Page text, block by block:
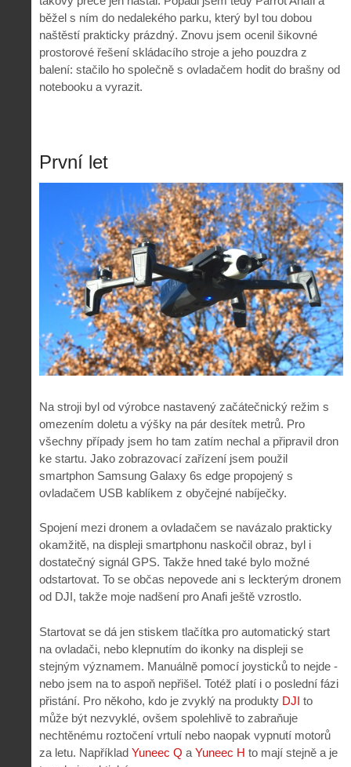
běžel s ním do nedalekého parku, který byl tou dobou
naštěstí prakticky prázdný. Znovu jsem ocenil šikovné
prostorové řešení skládacího stroje a jeho pouzdra z
balení: stačilo ho společně s ovladačem hodit do brašny od
notebooku a vyrazit.
První let
Na stroji byl od výrobce nastavený začátečnický režim s
omezením doletu a výšky na pár desítek metrů. Pro
všechny případy jsem ho tam zatím nechal a připravil dron
ke startu. Jako zobrazovací zařízení jsem použil
smartphon Samsung Galaxy 6s edge propojený s
ovladačem USB kablíkem z obyčejné nabíječky.
Spojení mezi dronem a ovladačem se navázalo prakticky
okamžitě, na displeji smartphonu naskočil obraz, byl i
dostatečný signál GPS. Takže hned také bylo možné
odstartovat. To se občas nepovede ani s leckterým dronem
od DJI, takže moje nadšení pro Anafi ještě vzrostlo.
Startovat se dá jen stiskem tlačítka pro automatický start
na ovladači, nebo klepnutím do ikonky na displeji se
stejným významem. Manuálně pomocí joysticků to nejde -
nebo jsem na to aspoň nepřišel. Totéž platí i o poslední fázi
přistání. Pro někoho, kdo je zvyklý na produkty DJI to
může být nezvyklé, ovšem spolehlivě to zabraňuje
nechtěnému roztočení vrtulí nebo naopak vypnutí motorů
za letu. Například Yuneec Q a Yuneec H to mají stejně a je